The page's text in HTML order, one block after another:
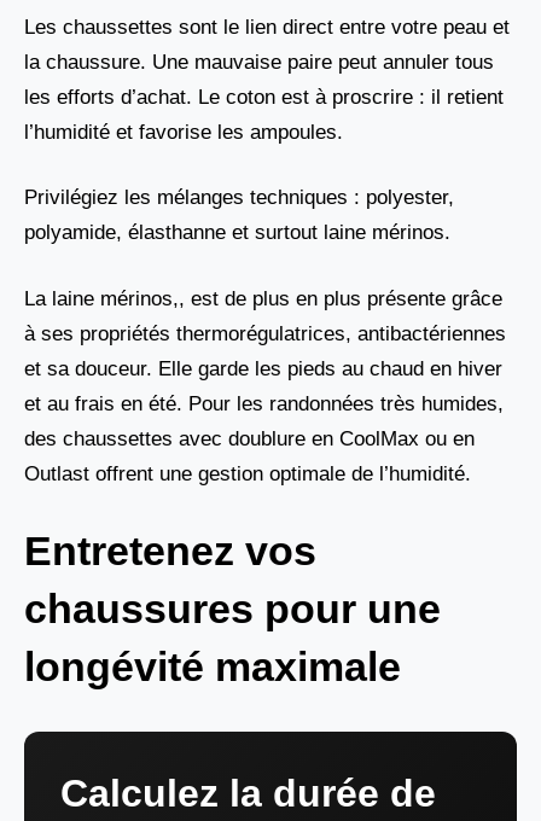
Les chaussettes sont le lien direct entre votre peau et
la chaussure. Une mauvaise paire peut annuler tous
les efforts d’achat. Le coton est à proscrire : il retient
l’humidité et favorise les ampoules.
Privilégiez les mélanges techniques : polyester,
polyamide, élasthanne et surtout laine mérinos.
La laine mérinos,, est de plus en plus présente grâce
à ses propriétés thermorégulatrices, antibactériennes
et sa douceur. Elle garde les pieds au chaud en hiver
et au frais en été. Pour les randonnées très humides,
des chaussettes avec doublure en CoolMax ou en
Outlast offrent une gestion optimale de l’humidité.
Entretenez vos
chaussures pour une
longévité maximale
Calculez la durée de